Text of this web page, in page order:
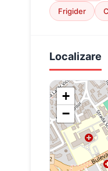
Frigider
Localizare
+
−